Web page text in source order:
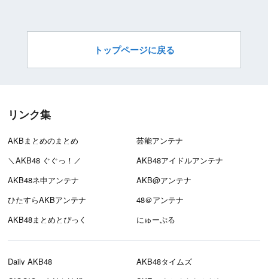
トップページに戻る
リンク集
AKBまとめのまとめ
芸能アンテナ
＼AKB48 ぐぐっ！／
AKB48アイドルアンテナ
AKB48ネ申アンテナ
AKB@アンテナ
ひたすらAKBアンテナ
48＠アンテナ
AKB48まとめとぴっく
にゅーぷる
Daily AKB48
AKB48タイムズ